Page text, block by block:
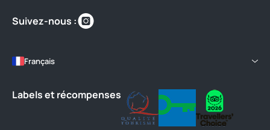
Suivez-nous :
https://www.instagram.com/
Français
Labels et récompenses